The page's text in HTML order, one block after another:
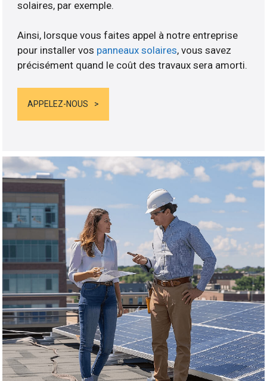
solaires, par exemple.
Ainsi, lorsque vous faites appel à notre entreprise
pour installer vos panneaux solaires, vous savez
précisément quand le coût des travaux sera amorti.
APPELEZ-NOUS